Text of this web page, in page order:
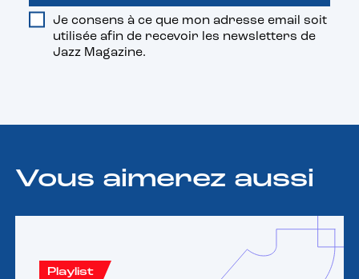
Je consens à ce que mon adresse email soit
utilisée afin de recevoir les newsletters de
Jazz Magazine.
Vous aimerez aussi
Playlist